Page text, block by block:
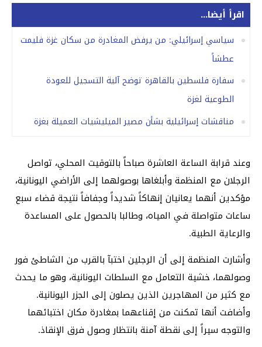
اقرأ أيضا...
سياسي إسرائيلي: من يرفض المغادرة من سكان غزة فليمت
عطشاً
سفارة فلسطين بالقاهرة توضح آلية التسجيل للعودة
الطوعية لغزة
مناقشات إسرائيلية بشأن مصير الميليشيات العميلة بغزة
وعند قرابة الساعة العاشرة صباحاً بالتوقيت المحلي، تواصل
الرجلان مع المنظمة وأبلغاها بوصولهما إلى الأراضي اليونانية،
مؤكدين أنهما يعانيان إنهاكاً شديداً وجفافاً نتيجة قضاء سبع
ساعات متواصلة في المياه، وطالبا بالحصول على المساعدة
والرعاية الطبية.
وأشارت المنظمة إلى أن الرجلين اختبآ بالقرب من الشاطئ فور
وصولهما، خشية التعامل مع السلطات اليونانية، وهو ما يحدث
مع كثير من المهاجرين الذين يصلون إلى الجزر اليونانية.
وأضافت أنها تمكنت من إقناعهما بمغادرة مكان اختبائهما
والتوجه سيراً إلى نقطة آمنة بانتظار وصول فرق الإنقاذ.